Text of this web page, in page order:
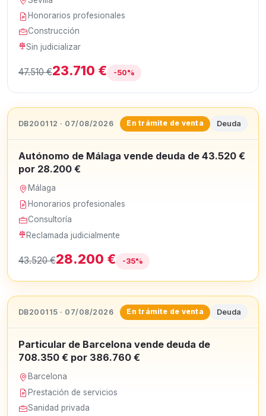
Honorarios profesionales
Construcción
Sin judicializar
47.510 €23.710 € -50%
DB200112 · 07/08/2026 En trámite de venta Deuda
Autónomo de Málaga vende deuda de 43.520 €
por 28.200 €
Málaga
Honorarios profesionales
Consultoría
Reclamada judicialmente
43.520 €28.200 € -35%
DB200115 · 07/08/2026 En trámite de venta Deuda
Particular de Barcelona vende deuda de
708.350 € por 386.760 €
Barcelona
Prestación de servicios
Sanidad privada